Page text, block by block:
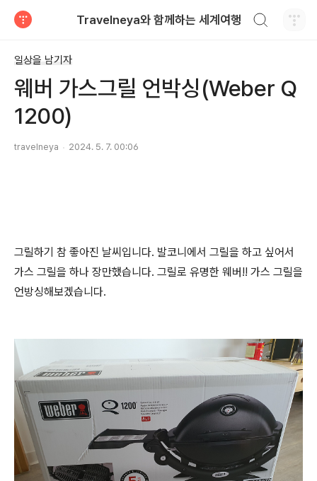
Travelneya와 함께하는 세계여행
일상을 남기자
웨버 가스그릴 언박싱(Weber Q
1200)
travelneya 2024. 5. 7. 00:06
그릴하기 참 좋아진 날씨입니다. 발코니에서 그릴을 하고 싶어서
가스 그릴을 하나 장만했습니다. 그릴로 유명한 웨버!! 가스 그릴을
언방싱해보겠습니다.